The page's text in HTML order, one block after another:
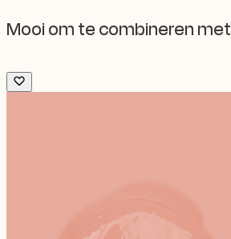
Mooi om te combineren met